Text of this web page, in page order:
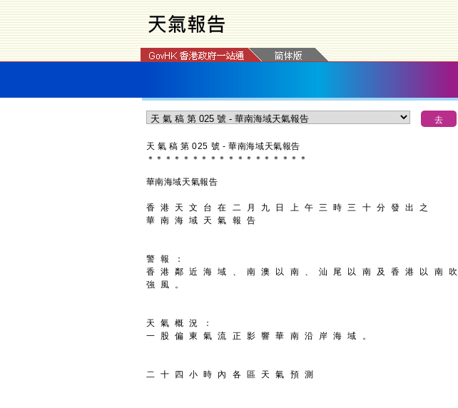
天 氣 稿 第 025 號 - 華南海域天氣報告
＊ ＊ ＊ ＊ ＊ ＊ ＊ ＊ ＊ ＊ ＊ ＊ ＊ ＊ ＊ ＊ ＊ ＊
華南海域天氣報告
香 港 天 文 台 在 二 月 九 日 上 午 三 時 三 十 分 發 出 之
華 南 海 域 天 氣 報 告
警 報 ：
香 港 鄰 近 海 域 、 南 澳 以 南 、 汕 尾 以 南 及 香 港 以 南 吹
強 風 。
天 氣 概 況 ：
一 股 偏 東 氣 流 正 影 響 華 南 沿 岸 海 域 。
二 十 四 小 時 內 各 區 天 氣 預 測